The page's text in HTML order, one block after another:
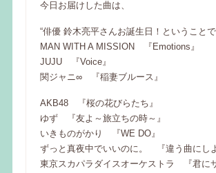
今日お届けした曲は、
“俳優 鈴木亮平さんお誕生日！ということ
MAN WITH A MISSION 『Emotions』
JUJU 『Voice』
関ジャニ∞ 『稲妻ブルース』
AKB48 『桜の花びらたち』
ゆず 『友よ～旅立ちの時～』
いきものがかり 『WE DO』
ずっと真夜中でいいのに。 『違う曲にし
東京スカパラダイスオーケストラ 『君に